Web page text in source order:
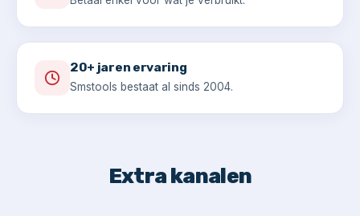
20+ jaren ervaring
Smstools bestaat al sinds 2004.
Extra kanalen